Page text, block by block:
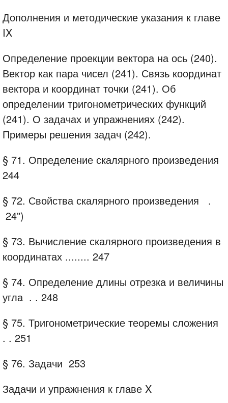
Дополнения и методические указания к главе
IX
Определение проекции вектора на ось (240).
Вектор как пара чисел (241). Связь координат
вектора и координат точки (241). Об
определении тригонометрических функций
(241). О задачах и упражнениях (242).
Примеры решения задач (242).
§ 71. Определение скалярного произведения
244
§ 72. Свойства скалярного произведения
.
24")
§ 73. Вычисление скалярного произведения в
координатах ........ 247
§ 74. Определение длины отрезка и величины
угла . . 248
§ 75. Тригонометрические теоремы сложения
. . 251
§ 76. Задачи 253
Задачи и упражнения к главе X